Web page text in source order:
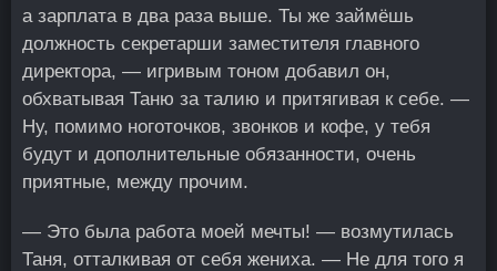
а зарплата в два раза выше. Ты же займёшь
должность секретарши заместителя главного
директора, — игривым тоном добавил он,
обхватывая Таню за талию и притягивая к себе. —
Ну, помимо ноготочков, звонков и кофе, у тебя
будут и дополнительные обязанности, очень
приятные, между прочим.
— Это была работа моей мечты! — возмутилась
Таня, отталкивая от себя жениха. — Не для того я